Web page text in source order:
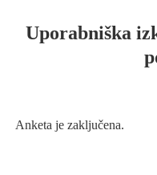
Uporabniška
Anketa je zaključena.